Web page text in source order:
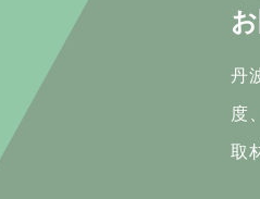
丹
度
取